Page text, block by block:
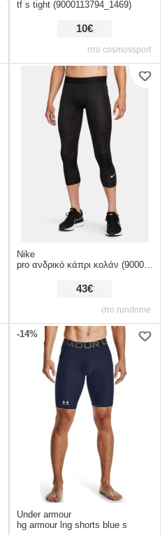
στο cosmossport
tf s tight (9000113794_1469)
10€
στο rundome
Nike
pro ανδρικό κάπρι κολάν (9000151866_1480)
43€
-14%
Under armour
hg armour lng shorts blue s